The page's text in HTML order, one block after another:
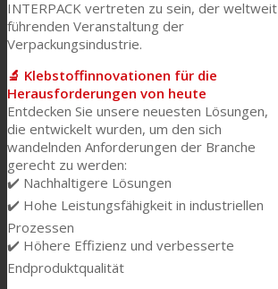
INTERPACK vertreten zu sein, der weltweit
führenden Veranstaltung der
Verpackungsindustrie.
🔬 Klebstoffinnovationen für die
Herausforderungen von heute
Entdecken Sie unsere neuesten Lösungen,
die entwickelt wurden, um den sich
wandelnden Anforderungen der Branche
gerecht zu werden:
✔️ Nachhaltigere Lösungen
✔️ Hohe Leistungsfähigkeit in industriellen
Prozessen
✔️ Höhere Effizienz und verbesserte
Endproduktqualität